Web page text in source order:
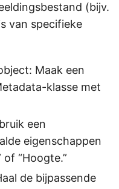
(bijv.
van specifieke
Maak een
klasse met
een
eigenschappen
“Hoogte.”
de bijpassende